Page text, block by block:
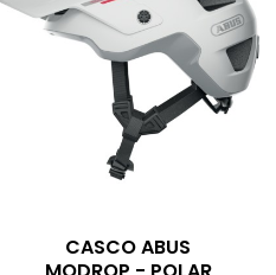
CASCO ABUS